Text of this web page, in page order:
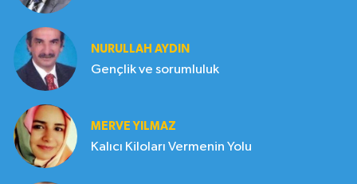
NURULLAH AYDIN
Gençlik ve sorumluluk
MERVE YILMAZ
Kalıcı Kiloları Vermenin Yolu